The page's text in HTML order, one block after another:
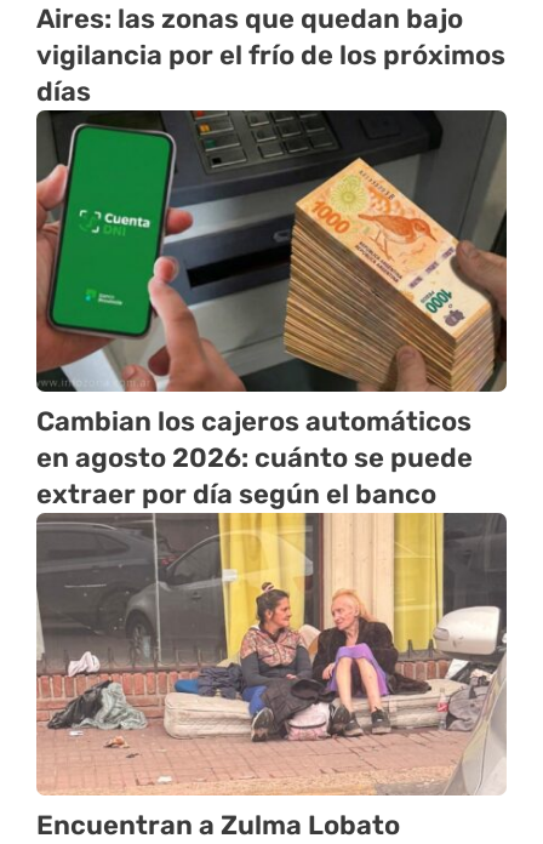
Aires: las zonas que quedan bajo
vigilancia por el frío de los próximos
días
Cambian los cajeros automáticos
en agosto 2026: cuánto se puede
extraer por día según el banco
Encuentran a Zulma Lobato